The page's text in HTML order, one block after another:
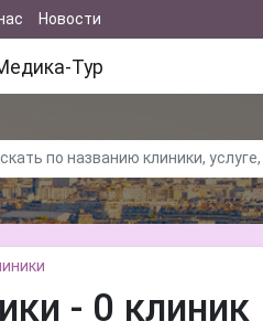
Новости
- 0 клиник